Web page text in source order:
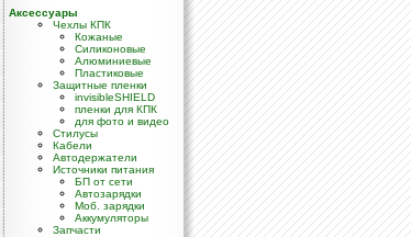
Аксессуары
Чехлы КПК
Кожаные
Силиконовые
Алюминиевые
Пластиковые
Защитные пленки
invisibleSHIELD
пленки для КПК
для фото и видео
Стилусы
Кабели
Автодержатели
Источники питания
БП от сети
Автозарядки
Моб. зарядки
Аккумуляторы
Запчасти